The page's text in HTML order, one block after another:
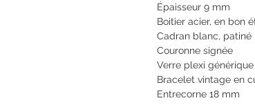
Épaisseur 9 mm
Boitier acier, en bon
Cadran blanc, patiné
Couronne signée
Verre plexi générique
Bracelet vintage en
Entrecorne 18 mm